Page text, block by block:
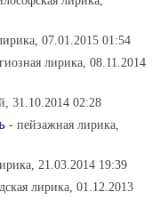
07.01.2015 01:54
лирика, 08.11.2014
31.10.2014 02:28
- пейзажная лирика,
21.03.2014 19:39
лирика, 01.12.2013